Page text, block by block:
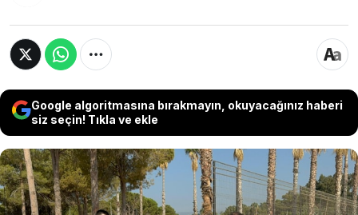
Google algoritmasına bırakmayın, okuyacağınız haberi
siz seçin! Tıkla ve ekle